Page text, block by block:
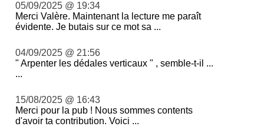
05/09/2025 @ 19:34
Merci Valère. Maintenant la lecture me paraît
évidente. Je butais sur ce mot sa ...
04/09/2025 @ 21:56
" Arpenter les dédales verticaux " , semble-t-il ...
...
15/08/2025 @ 16:43
Merci pour la pub ! Nous sommes contents
d'avoir ta contribution. Voici ...